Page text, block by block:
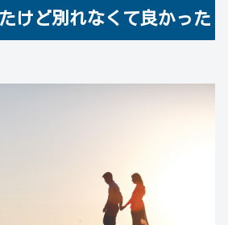
けど別れなくて良かった